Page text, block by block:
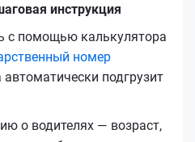
инструкция
с помощью калькулятора
номер
подгрузит
о водителях — возраст,